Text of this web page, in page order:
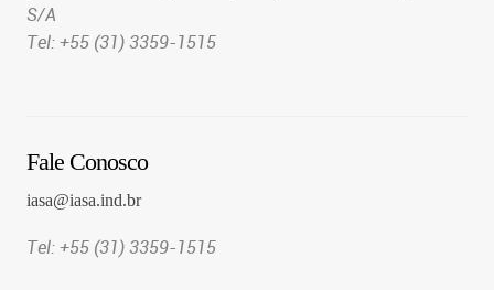
S/A
Tel: +55 (31) 3359-1515
Fale Conosco
iasa@iasa.ind.br
Tel: +55 (31) 3359-1515